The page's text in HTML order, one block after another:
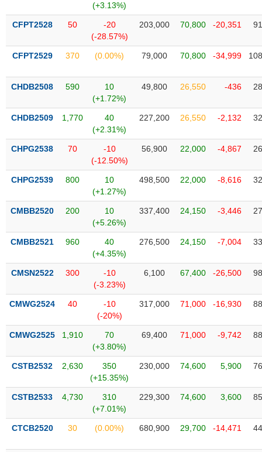
Trạng
cổ
phiếu
Quy
mô
trường
yết
yết
Niêm
bổ
sung
Hủy
niêm
Theo
đặc
Không
ký
quỹ
Danh
mục
(+3.13%)
CFPT2528 50
-20
(-28.57%)
203,000 70,800 -20,351
CFPT2529 370 (0.00%) 79,000 70,800 -34,999
CHDB2508 590
10
(+1.72%)
49,800 26,550 -436
CHDB2509 1,770
40
(+2.31%)
227,200 26,550 -2,132
CHPG2538 70
-10
(-12.50%)
56,900 22,000 -4,867
CHPG2539 800
10
(+1.27%)
498,500 22,000 -8,616
CMBB2520 200
10
(+5.26%)
337,400 24,150 -3,446
CMBB2521 960
40
(+4.35%)
276,500 24,150 -7,004
CMSN2522 300
-10
(-3.23%)
6,100 67,400 -26,500
CMWG2524 40
-10
(-20%)
317,000 71,000 -16,930
CMWG2525 1,910
70
(+3.80%)
69,400 71,000 -9,742
CSTB2532 2,630
350
(+15.35%)
230,000 74,600 5,900
CSTB2533 4,730
310
(+7.01%)
229,300 74,600 3,600
CTCB2520 30 (0.00%) 680,900 29,700 -14,471
DOANH
CỔ
SINH
PHIẾU
CỤ
ĐẦU
XUẤT
LIỆU